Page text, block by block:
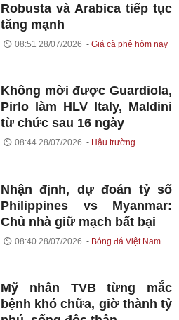
Robusta và Arabica tiếp tục
tăng mạnh
08:51 28/07/2026 Giá cà phê hôm nay
Không mời được Guardiola,
Pirlo làm HLV Italy, Maldini
từ chức sau 16 ngày
08:44 28/07/2026 Hậu trường
Nhận định, dự đoán tỷ số
Philippines vs Myanmar:
Chủ nhà giữ mạch bất bại
08:40 28/07/2026 Bóng đá Việt Nam
Mỹ nhân TVB từng mắc
bệnh khó chữa, giờ thành tỷ